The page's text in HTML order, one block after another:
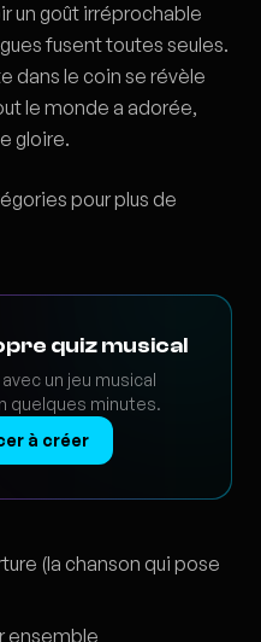
un goût irréprochable
fusent toutes seules.
dans le coin se révèle
le monde a adorée,
gloire.
pour plus de
quiz musical
un jeu musical
quelques minutes.
à créer
(la chanson qui pose
ensemble